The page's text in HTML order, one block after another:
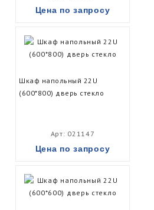
Цена по запросу
Шкаф напольный 22U
(600*800) дверь стекло
Арт: 021147
Цена по запросу